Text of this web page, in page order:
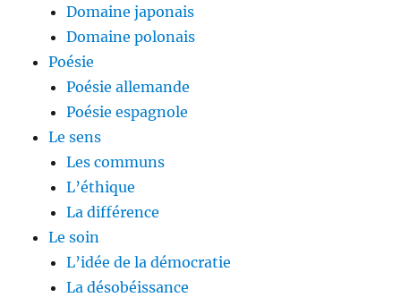
Domaine japonais
Domaine polonais
Poésie
Poésie allemande
Poésie espagnole
Le sens
Les communs
L’éthique
La différence
Le soin
L’idée de la démocratie
La désobéissance